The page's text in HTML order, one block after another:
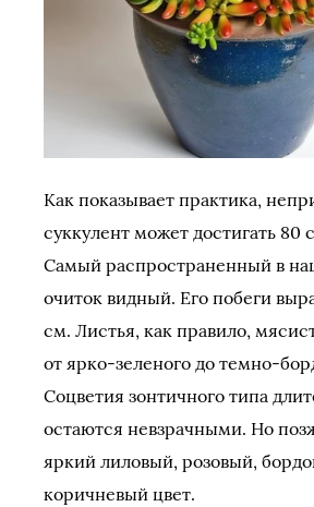
Как показывает практика,
суккулент может достигать 80
Самый распространенный в
очиток видный. Его побеги
см. Листья, как правило,
от ярко-зеленого до темно-
Соцветия зонтичного типа
остаются невзрачными. Но
яркий лиловый, розовый,
коричневый цвет.